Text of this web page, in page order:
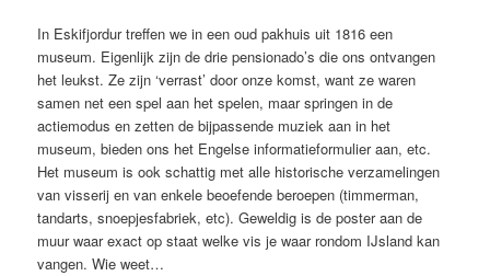
In Eskifjordur treffen we in een oud pakhuis uit 1816 een
museum. Eigenlijk zijn de drie pensionado’s die ons ontvangen
het leukst. Ze zijn ‘verrast’ door onze komst, want ze waren
samen net een spel aan het spelen, maar springen in de
actiemodus en zetten de bijpassende muziek aan in het
museum, bieden ons het Engelse informatieformulier aan, etc.
Het museum is ook schattig met alle historische verzamelingen
van visserij en van enkele beoefende beroepen (timmerman,
tandarts, snoepjesfabriek, etc). Geweldig is de poster aan de
muur waar exact op staat welke vis je waar rondom IJsland kan
vangen. Wie weet…